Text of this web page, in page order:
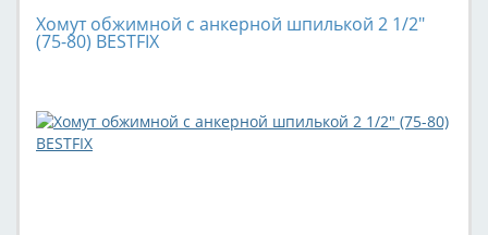
Хомут обжимной с анкерной шпилькой 2 1/2"
(75-80) BESTFIX